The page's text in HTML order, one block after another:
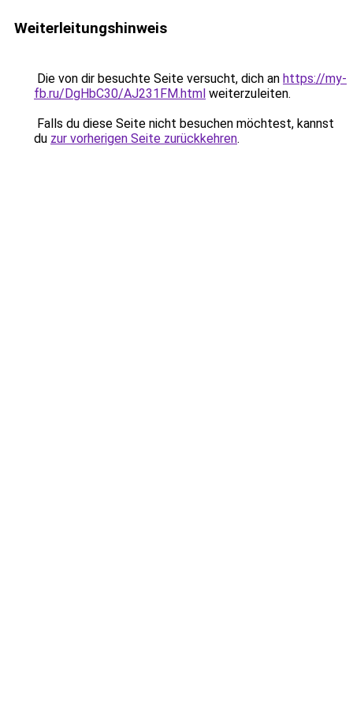
Weiterleitungshinweis
Die von dir besuchte Seite versucht, dich an https://my-
fb.ru/DgHbC30/AJ231FM.html weiterzuleiten.
Falls du diese Seite nicht besuchen möchtest, kannst
du zur vorherigen Seite zurückkehren.